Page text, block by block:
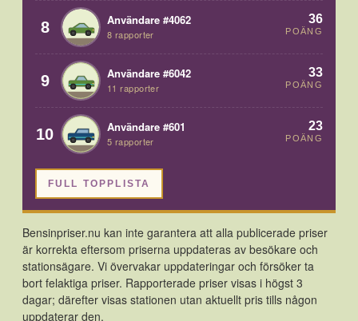
8 Användare #4062
8 rapporter
36
POÄNG
9 Användare #6042
11 rapporter
33
POÄNG
10 Användare #601
5 rapporter
23
POÄNG
FULL TOPPLISTA
Bensinpriser.nu kan inte garantera att alla publicerade priser
är korrekta eftersom priserna uppdateras av besökare och
stationsägare. Vi övervakar uppdateringar och försöker ta
bort felaktiga priser. Rapporterade priser visas i högst 3
dagar; därefter visas stationen utan aktuellt pris tills någon
uppdaterar den.